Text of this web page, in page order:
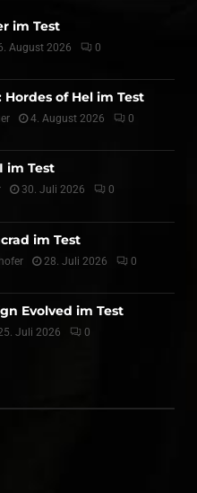
im Test
August 2026 0
of Hel im Test
4. August 2026 0
im Test
30. Juli 2026 0
im Test
28. Juli 2026 0
Evolved im Test
Juli 2026 0